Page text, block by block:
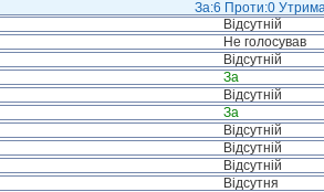
За:6 Проти:0
Відсутній
Не голосував
Відсутній
За
Відсутній
За
Відсутній
Відсутній
Відсутній
Відсутня